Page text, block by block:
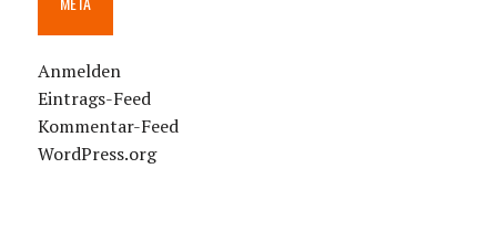
Anmelden
Eintrags-Feed
Kommentar-Feed
WordPress.org